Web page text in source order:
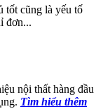
tốt cũng là yếu tố
đơn...
nội thất hàng đầu
Tìm hiểu thêm